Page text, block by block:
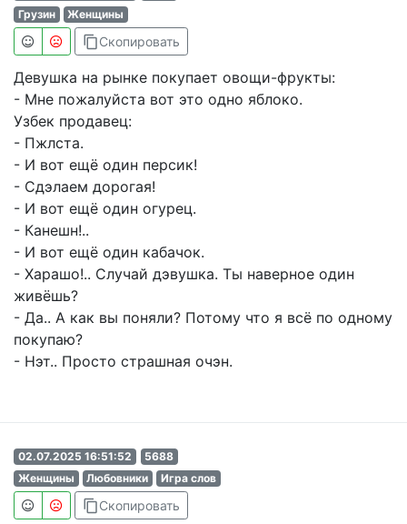
Грузин
Женщины
content_copyСкопировать
Девушка на рынке покупает овощи-фрукты:
- Мне пожалуйста вот это одно яблоко.
Узбек продавец:
- Пжлста.
- И вот ещё один персик!
- Сдэлаем дорогая!
- И вот ещё один огурец.
- Канешн!..
- И вот ещё один кабачок.
- Харашо!.. Случай дэвушка. Ты наверное один
живёшь?
- Да.. А как вы поняли? Потому что я всё по одному
покупаю?
- Нэт.. Просто страшная очэн.
02.07.2025 16:51:52
5688
Женщины
Любовники Игра слов
content_copyСкопировать